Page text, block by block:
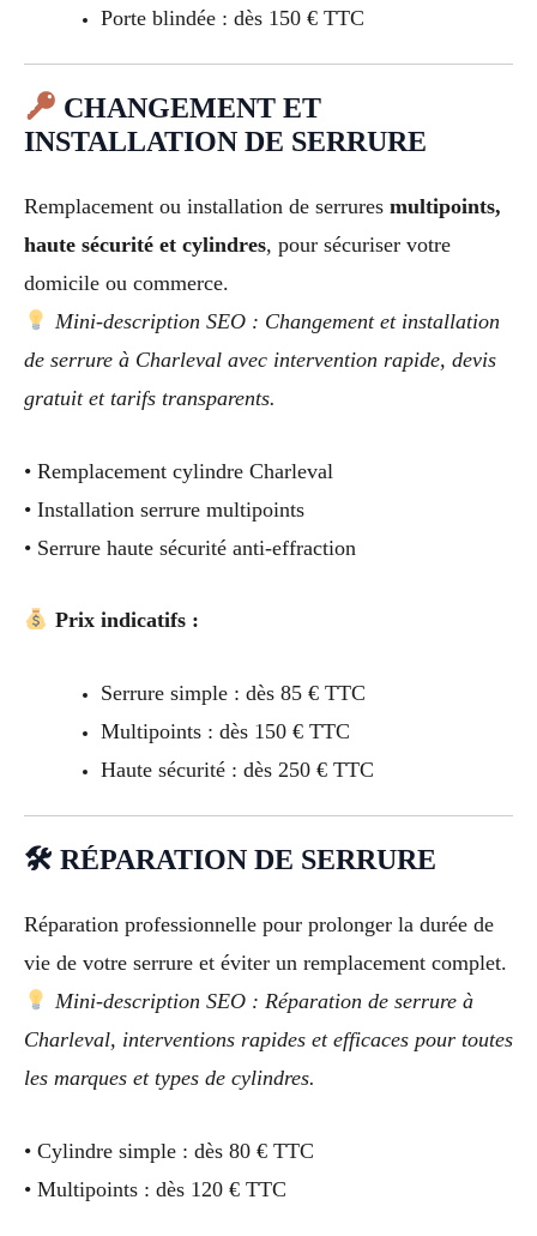
Porte blindée : dès 150 € TTC
CHANGEMENT ET
INSTALLATION DE SERRURE
Remplacement ou installation de serrures multipoints,
haute sécurité et cylindres, pour sécuriser votre
domicile ou commerce.
Mini-description SEO : Changement et installation
de serrure à Charleval avec intervention rapide, devis
gratuit et tarifs transparents.
• Remplacement cylindre Charleval
• Installation serrure multipoints
• Serrure haute sécurité anti-effraction
Prix indicatifs :
Serrure simple : dès 85 € TTC
Multipoints : dès 150 € TTC
Haute sécurité : dès 250 € TTC
🛠 RÉPARATION DE SERRURE
Réparation professionnelle pour prolonger la durée de
vie de votre serrure et éviter un remplacement complet.
Mini-description SEO : Réparation de serrure à
Charleval, interventions rapides et efficaces pour toutes
les marques et types de cylindres.
• Cylindre simple : dès 80 € TTC
• Multipoints : dès 120 € TTC